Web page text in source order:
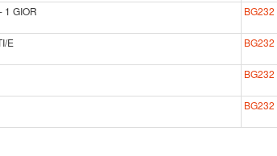
1 GIOR BG232
E BG232
BG232
BG232